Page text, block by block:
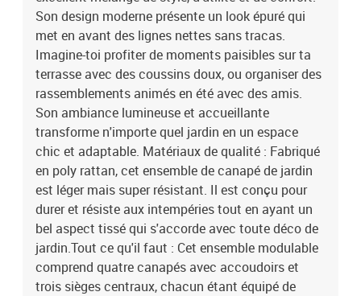
Son design moderne présente un look épuré qui
met en avant des lignes nettes sans tracas.
Imagine-toi profiter de moments paisibles sur ta
terrasse avec des coussins doux, ou organiser des
rassemblements animés en été avec des amis.
Son ambiance lumineuse et accueillante
transforme n'importe quel jardin en un espace
chic et adaptable. Matériaux de qualité : Fabriqué
en poly rattan, cet ensemble de canapé de jardin
est léger mais super résistant. Il est conçu pour
durer et résiste aux intempéries tout en ayant un
bel aspect tissé qui s'accorde avec toute déco de
jardin.Tout ce qu'il faut : Cet ensemble modulable
comprend quatre canapés avec accoudoirs et
trois sièges centraux, chacun étant équipé de